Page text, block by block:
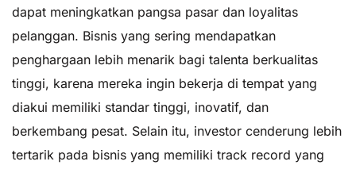
dapat meningkatkan pangsa pasar dan loyalitas
pelanggan. Bisnis yang sering mendapatkan
penghargaan lebih menarik bagi talenta berkualitas
tinggi, karena mereka ingin bekerja di tempat yang
diakui memiliki standar tinggi, inovatif, dan
berkembang pesat. Selain itu, investor cenderung lebih
tertarik pada bisnis yang memiliki track record yang